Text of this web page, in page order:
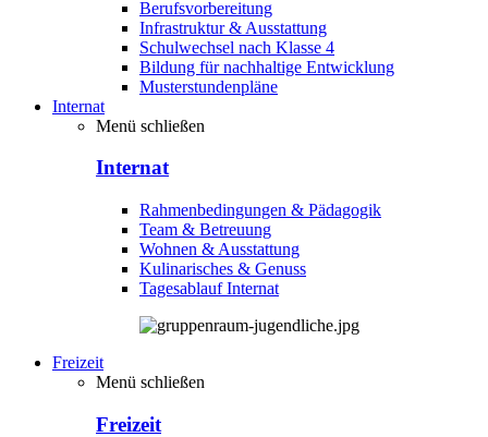
Berufsvorbereitung
Infrastruktur & Ausstattung
Schulwechsel nach Klasse 4
Bildung für nachhaltige Entwicklung
Musterstundenpläne
Internat
Menü schließen
Internat
Rahmenbedingungen & Pädagogik
Team & Betreuung
Wohnen & Ausstattung
Kulinarisches & Genuss
Tagesablauf Internat
Freizeit
Menü schließen
Freizeit